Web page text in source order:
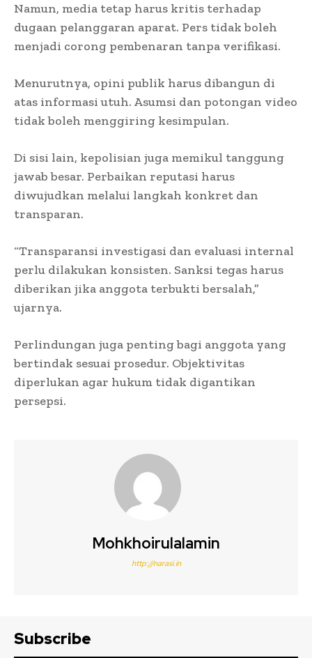
Namun, media tetap harus kritis terhadap
dugaan pelanggaran aparat. Pers tidak boleh
menjadi corong pembenaran tanpa verifikasi.
Menurutnya, opini publik harus dibangun di
atas informasi utuh. Asumsi dan potongan video
tidak boleh menggiring kesimpulan.
Di sisi lain, kepolisian juga memikul tanggung
jawab besar. Perbaikan reputasi harus
diwujudkan melalui langkah konkret dan
transparan.
“Transparansi investigasi dan evaluasi internal
perlu dilakukan konsisten. Sanksi tegas harus
diberikan jika anggota terbukti bersalah,”
ujarnya.
Perlindungan juga penting bagi anggota yang
bertindak sesuai prosedur. Objektivitas
diperlukan agar hukum tidak digantikan
persepsi.
Mohkhoirulalamin
http://narasi.in
Subscribe